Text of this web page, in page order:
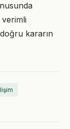
verimli
kararın